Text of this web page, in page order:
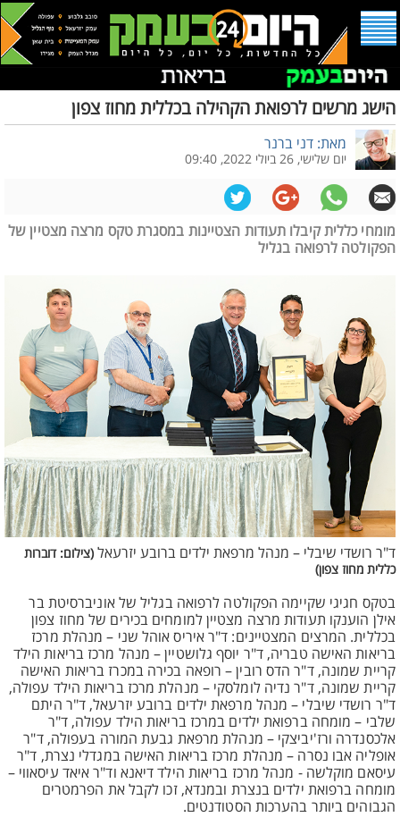
הישג מרשים לרפואת הקהילה בכללית מחוז צפון
מאת: דני ברנר
יום שלישי, 26 ביולי 2022, 09:40
מומחי כללית קיבלו תעודות הצטיינות במסגרת טקס מרצה מצטיין של
הפקולטה לרפואה בגליל
ד"ר רושדי שיבלי – מנהל מרפאת ילדים ברובע יזרעאל (צילום: דוברות
כללית מחוז צפון)
בטקס חגיגי שקיימה הפקולטה לרפואה בגליל של אוניברסיטת בר
אילן הוענקו תעודות מרצה מצטיין למומחים בכירים של מחוז צפון
בכללית. המרצים המצטיינים: ד"ר איריס אוהל שני – מנהלת מרכז
בריאות האישה טבריה, ד"ר יוסף גלושטיין – מנהל מרכז בריאות הילד
קריית שמונה, ד"ר הדס רובין – רופאה בכירה במכרז בריאות האישה
קריית שמונה, ד"ר נדיה לומלסקי – מנהלת מרכז בריאות הילד עפולה,
ד"ר רושדי שיבלי – מנהל מרפאת ילדים ברובע יזרעאל, ד"ר היתם
שלבי – מומחה ברפואת ילדים במרכז בריאות הילד עפולה, ד"ר
אלכסנדרה ורז'יביצקי – מנהלת מרפאת גבעת המורה בעפולה, ד"ר
אופליה אבו נסרה – מנהלת מרכז בריאות האישה במגדלי נצרת, ד"ר
עיסאם מוקלשה - מנהל מרכז בריאות הילד דיאנא וד"ר איאד עיסאווי –
מומחה ברפואת ילדים בנצרת ובמנדא, זכו לקבל את הפרמטרים
הגבוהים ביותר בהערכות הסטודנטים.